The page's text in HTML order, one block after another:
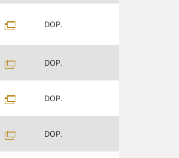
DOP.
DOP.
DOP.
DOP.